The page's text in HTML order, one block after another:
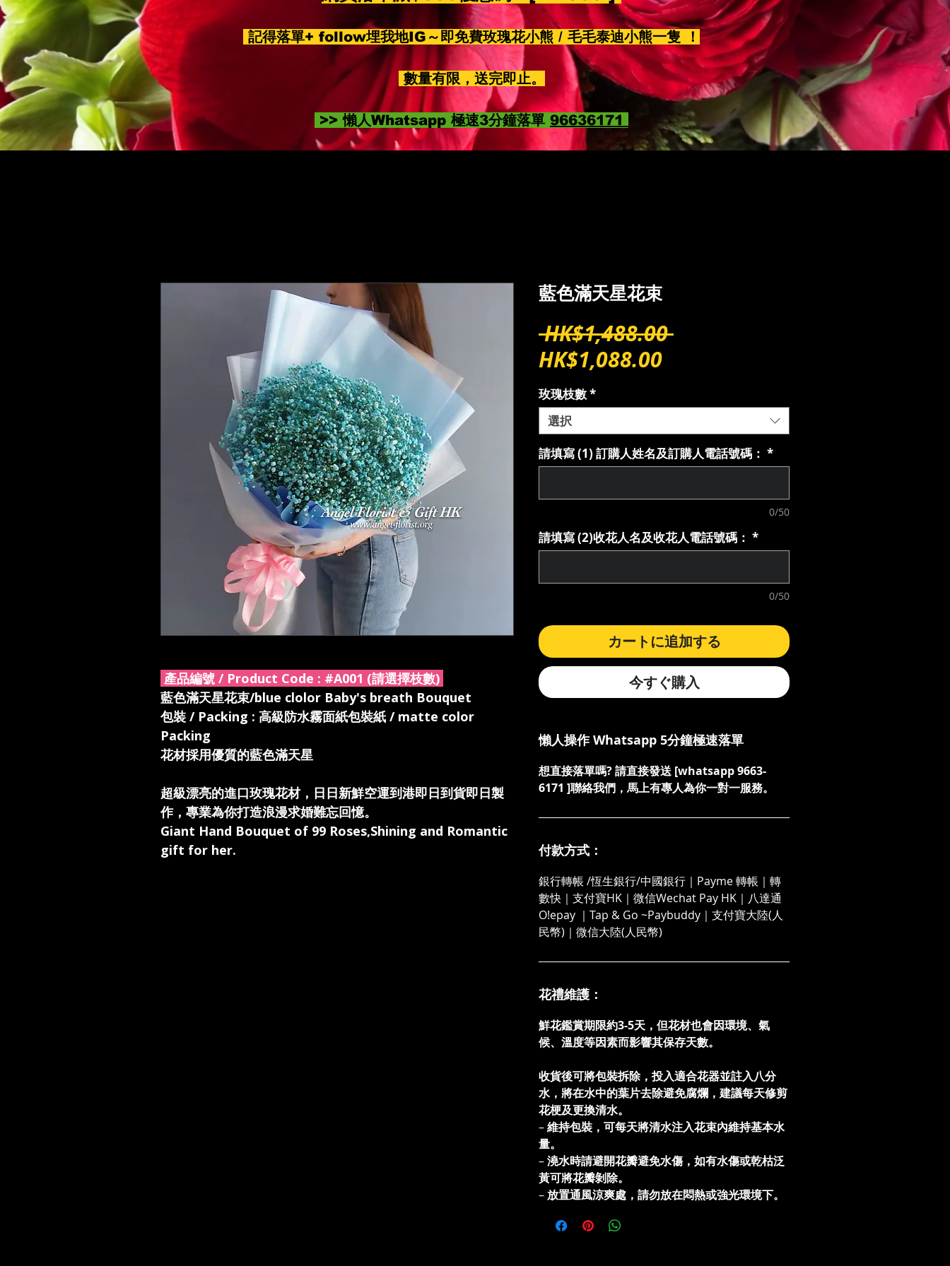
記得落單+ follow埋我地IG～即免費玫瑰花小熊 / 毛毛泰迪小熊一隻 ！
數量有限，送完即止。
>> 懶人Whatsapp 極速3分鐘落單 96636171
產品編號 / Product Code : #A001 (請選擇枝數)
藍色滿天星花束/blue clolor Baby's breath Bouquet
包裝 / Packing : 高級防水霧面紙包裝紙 / matte color
Packing
花材採用優質的藍色滿天星
超級漂亮的進口玫瑰花材，日日新鮮空運到港即日到貨即日製
作，專業為你打造浪漫求婚難忘回憶。
Giant Hand Bouquet of 99 Roses,Shining and Romantic
gift for her.
藍色滿天星花束
HK$1,488.00 通
格
HK$1,088.00セ
ル
価
格
玫瑰枝數*
選択
請填寫 (1) 訂購人姓名及訂購人電話號碼： *
0/50
請填寫 (2)收花人名及收花人電話號碼： *
0/50
カートに追加する
今すぐ購入
懶人操作 Whatsapp 5分鐘極速落單
想直接落單嗎? 請直接發送 [whatsapp 9663-
6171 ]聯絡我們，馬上有專人為你一對一服務。
付款方式：
銀行轉帳 /恆生銀行/中國銀行｜Payme 轉帳｜轉
數快｜支付寶HK｜微信Wechat Pay HK｜八達通
O!epay ｜Tap & Go ~Paybuddy｜支付寶大陸(人
民幣)｜微信大陸(人民幣)
花禮維護：
鮮花鑑賞期限約3-5天，但花材也會因環境、氣
候、溫度等因素而影響其保存天數。
收貨後可將包裝拆除，投入適合花器並註入八分
水，將在水中的葉片去除避免腐爛，建議每天修剪
花梗及更換清水。
–維持包裝，可每天將清水注入花束內維持基本水
量。
–澆水時請避開花瓣避免水傷，如有水傷或乾枯泛
黃可將花瓣剝除。
– 放置通風涼爽處，請勿放在悶熱或強光環境下。